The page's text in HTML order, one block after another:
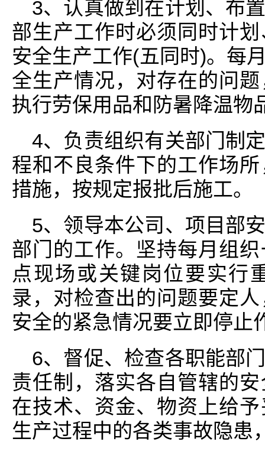
3、认真做到在计划、布
部生产工作时必须同时计
安全生产工作(五同时)。每
全生产情况，对存在的问
执行劳保用品和防暑降温物
4、负责组织有关部门制
程和不良条件下的工作场
措施，按规定报批后施工。
5、领导本公司、项目部
部门的工作。坚持每月组
点现场或关键岗位要实行
录，对检查出的问题要定
安全的紧急情况要立即停止
6、督促、检查各职能部
责任制，落实各自管辖的
在技术、资金、物资上给
生产过程中的各类事故隐患